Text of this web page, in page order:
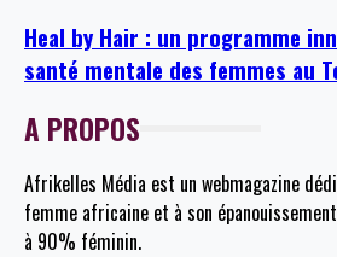
Heal by Hair : un programme
santé mentale des femmes au
A PROPOS
Afrikelles Média est un webmagazine
femme africaine et à son
à 90% féminin.